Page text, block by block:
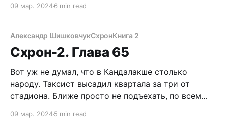
преследовать раненную дичь, совершать длинные
свалить на третьей космической скорости в
случае смертельной опасности. Прокачивать
общую
09 мар. 20246 min read
Александр ШишковчукСхронКнига 2
Схрон-2. Глава 65
Вот уж не думал, что в Кандалакше столько
народу. Таксист высадил квартала за три от
стадиона. Ближе просто не подъехать, по всем
Скорей всего, и с окрестных поселков понаехали.
09 мар. 20245 min read